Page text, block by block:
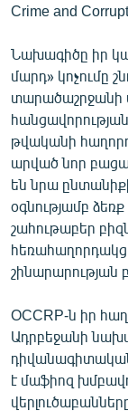
Русский
ՀԵՏԵՎԵՔ ՄԵԶ
Crime and
Նախագիծը իր
մարդ» կոչումը
տարածաշրջանի
թվականի
արված նոր
են նրա
օգնությամբ
շահութաբեր
շինարարության
OCCRP-ն իր
Ադրբեջանի
է մաֆիոզ